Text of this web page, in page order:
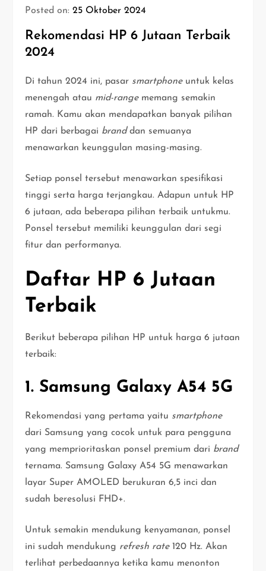
Posted on:25 Oktober 2024
Rekomendasi HP 6 Jutaan Terbaik
2024
Di tahun 2024 ini, pasar smartphoneuntuk kelas
menengah atau mid-rangememang semakin
ramah. Kamu akan mendapatkan banyak pilihan
HP dari berbagai branddan semuanya
menawarkan keunggulan masing-masing.
Setiap ponsel tersebut menawarkan spesifikasi
tinggi serta harga terjangkau. Adapun untuk HP
6 jutaan, ada beberapa pilihan terbaik untukmu.
Ponsel tersebut memiliki keunggulan dari segi
fitur dan performanya.
Daftar HP 6 Jutaan
Terbaik
Berikut beberapa pilihan HP untuk harga 6 jutaan
terbaik:
1. Samsung Galaxy A54 5G
Rekomendasi yang pertama yaitu smartphone
dari Samsung yang cocok untuk para pengguna
yang memprioritaskan ponsel premium dari brand
ternama. Samsung Galaxy A54 5G menawarkan
layar Super AMOLED berukuran 6,5 inci dan
sudah beresolusi FHD+.
Untuk semakin mendukung kenyamanan, ponsel
ini sudah mendukung refresh rate120 Hz. Akan
terlihat perbedaannya ketika kamu menonton